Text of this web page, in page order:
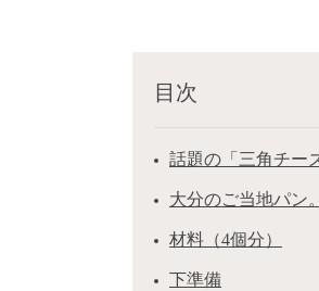
目次
話題の「三角チー
大分のご当地パン
材料（4個分）
下準備